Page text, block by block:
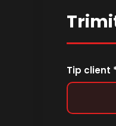
Tip client